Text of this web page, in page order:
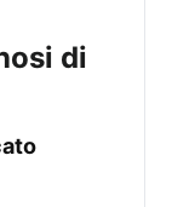
di